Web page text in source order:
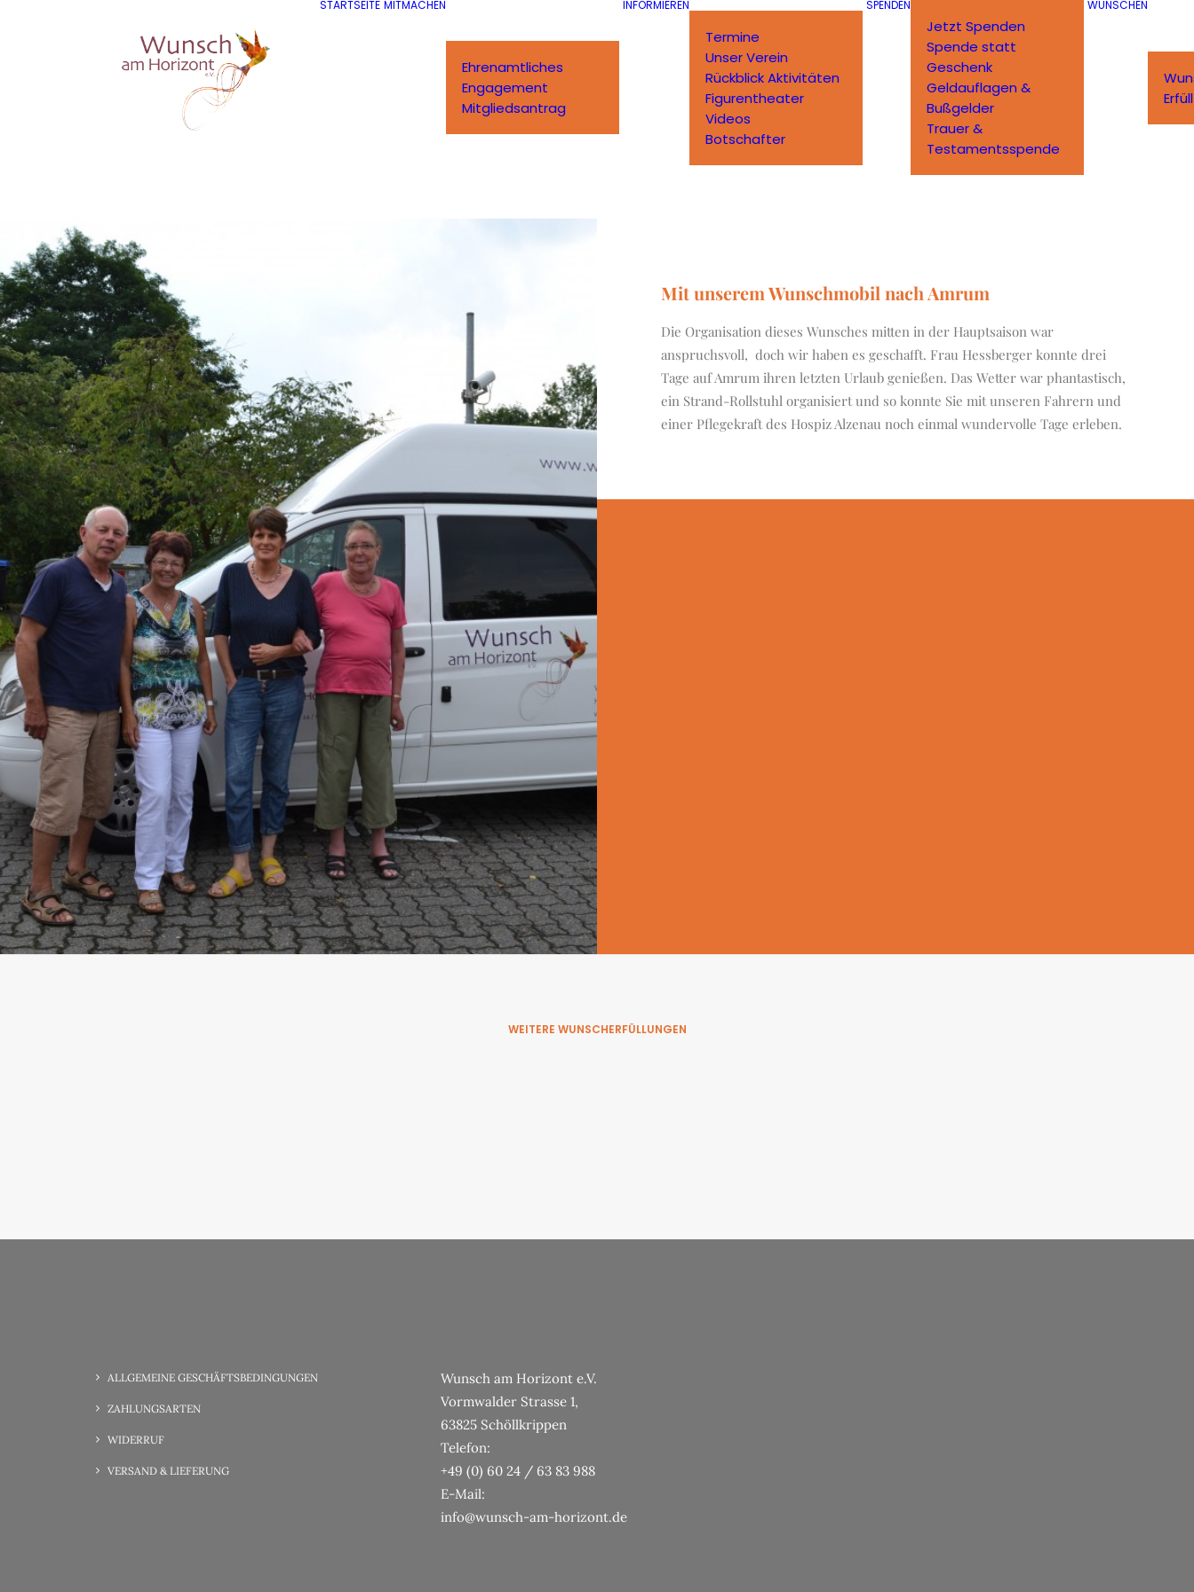
STARTSEITE MITMACHEN
Ehrenamtliches
Engagement
Mitgliedsantrag
INFORMIEREN
Termine
Unser Verein
Rückblick Aktivitäten
Figurentheater
Videos
Botschafter
SPENDEN
Jetzt Spenden
Spende statt
Geschenk
Geldauflagen &
Bußgelder
Trauer &
Testamentsspende
WÜNSCHEN
Mit unserem Wunschmobil nach Amrum
Die Organisation dieses Wunsches mitten in der Hauptsaison war
anspruchsvoll, doch wir haben es geschafft. Frau Hessberger konnte drei
Tage auf Amrum ihren letzten Urlaub genießen. Das Wetter war phantastisch,
ein Strand-Rollstuhl organisiert und so konnte Sie mit unseren Fahrern und
einer Pflegekraft des Hospiz Alzenau noch einmal wundervolle Tage erleben.
WEITERE WUNSCHERFÜLLUNGEN
ALLGEMEINE GESCHÄFTSBEDINGUNGEN
ZAHLUNGSARTEN
WIDERRUF
VERSAND & LIEFERUNG
Wunsch am Horizont e.V.
Vormwalder Strasse 1,
63825 Schöllkrippen
Telefon:
+49 (0) 60 24 / 63 83 988
E-Mail:
info@wunsch-am-horizont.de